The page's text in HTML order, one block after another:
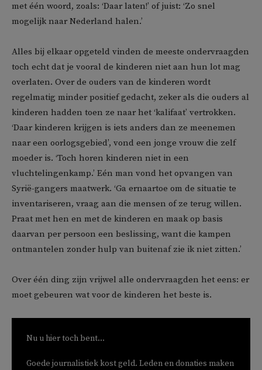
met één woord, zoals: ‘Daar laten!’ of juist: ‘Zo snel
mogelijk naar Nederland halen.’
Alles bij elkaar opgeteld vinden de meeste ondervraagden
toch echt dat je vooral de kinderen niet aan hun lot mag
overlaten. Over de ouders van de kinderen wordt
regelmatig minder positief gedacht, zeker als die ouders al
kinderen hadden toen ze naar het ‘kalifaat’ vertrokken.
‘Daar kinderen krijgen is iets anders dan ze meenemen
naar een oorlogsgebied’, vond een jonge vrouw die zelf
moeder is. ‘Toch horen kinderen niet in een
vluchtelingenkamp.’ Eén man vond het opvangen van
Syrië-gangers maatwerk. ‘Ga ernaartoe om de situatie te
inventariseren, vraag aan die mensen of ze terug willen.
Praat met hen en met de kinderen en maak op basis
daarvan per persoon een beslissing, want die kampen
ontmantelen zonder hulp van buitenaf zie ik niet zitten.’
Over één ding zijn vrijwel alle ondervraagden het eens: er
moet gebeuren wat voor de kinderen het beste is.
Nu u hier toch bent...
Goede journalistiek kost geld. Leden en donaties maken